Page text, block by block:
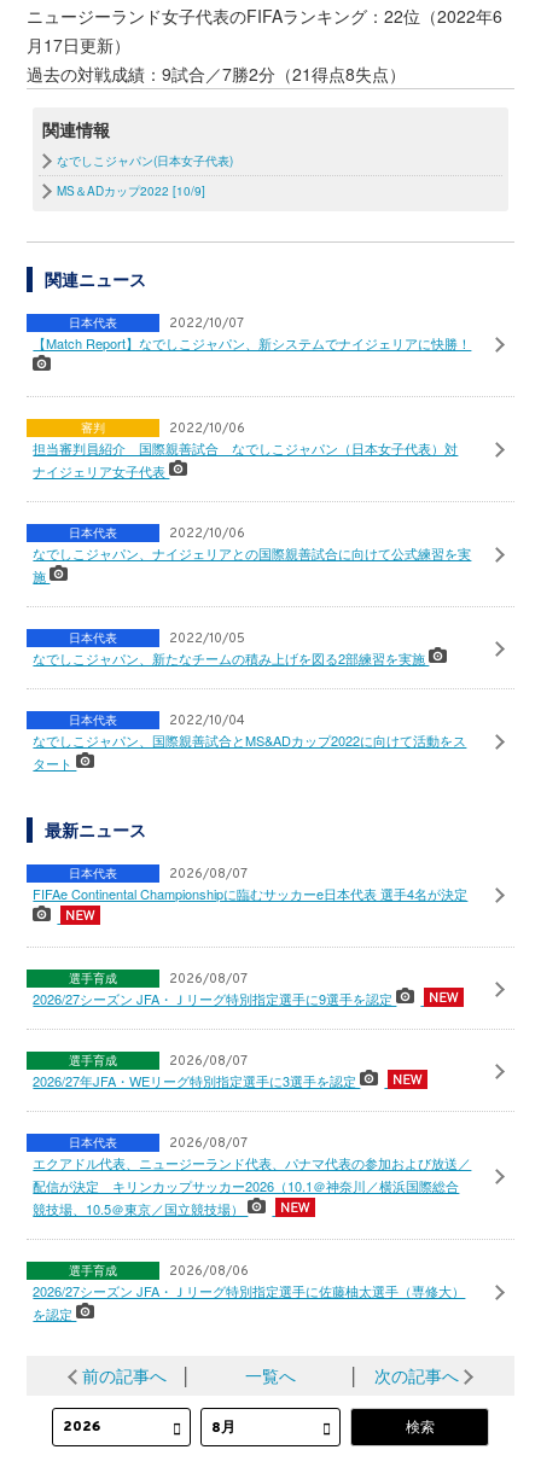
ニュージーランド女子代表のFIFAランキング：22位（2022年6
月17日更新）
過去の対戦成績：9試合／7勝2分（21得点8失点）
関連情報
なでしこジャパン(日本女子代表)
MS＆ADカップ2022 [10/9]
関連ニュース
日本代表 2022/10/07
【Match Report】なでしこジャパン、新システムでナイジェリアに快勝！
審判 2022/10/06
担当審判員紹介 国際親善試合 なでしこジャパン（日本女子代表）対
ナイジェリア女子代表
日本代表 2022/10/06
なでしこジャパン、ナイジェリアとの国際親善試合に向けて公式練習を実
施
日本代表 2022/10/05
なでしこジャパン、新たなチームの積み上げを図る2部練習を実施
日本代表 2022/10/04
なでしこジャパン、国際親善試合とMS&ADカップ2022に向けて活動をス
タート
最新ニュース
日本代表 2026/08/07
FIFAe Continental Championshipに臨むサッカーe日本代表 選手4名が決定
選手育成 2026/08/07
2026/27シーズン JFA・Ｊリーグ特別指定選手に9選手を認定
選手育成 2026/08/07
2026/27年JFA・WEリーグ特別指定選手に3選手を認定
日本代表 2026/08/07
エクアドル代表、ニュージーランド代表、パナマ代表の参加および放送／
配信が決定 キリンカップサッカー2026（10.1＠神奈川／横浜国際総合
競技場、10.5＠東京／国立競技場）
選手育成 2026/08/06
2026/27シーズン JFA・Ｊリーグ特別指定選手に佐藤柚太選手（専修大）
を認定
前の記事へ 一覧へ 次の記事へ